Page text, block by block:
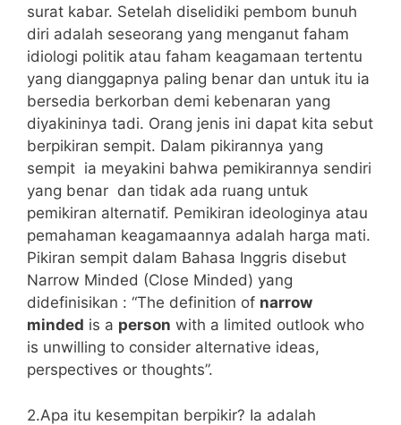
surat kabar. Setelah diselidiki pembom bunuh
diri adalah seseorang yang menganut faham
idiologi politik atau faham keagamaan tertentu
yang dianggapnya paling benar dan untuk itu ia
bersedia berkorban demi kebenaran yang
diyakininya tadi. Orang jenis ini dapat kita sebut
berpikiran sempit. Dalam pikirannya yang
sempit ia meyakini bahwa pemikirannya sendiri
yang benar dan tidak ada ruang untuk
pemikiran alternatif. Pemikiran ideologinya atau
pemahaman keagamaannya adalah harga mati.
Pikiran sempit dalam Bahasa Inggris disebut
Narrow Minded (Close Minded) yang
didefinisikan : “The definition of narrow
minded is a person with a limited outlook who
is unwilling to consider alternative ideas,
perspectives or thoughts”.
2.Apa itu kesempitan berpikir? Ia adalah